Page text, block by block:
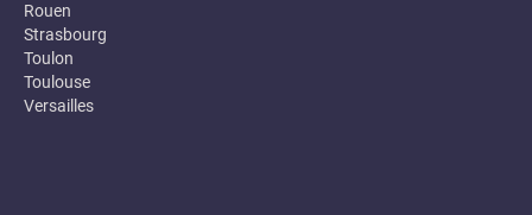
Rouen
Strasbourg
Toulon
Toulouse
Versailles